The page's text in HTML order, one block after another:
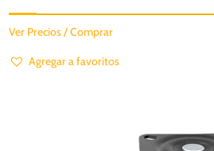
Ver Precios / Comprar
Agregar a favoritos